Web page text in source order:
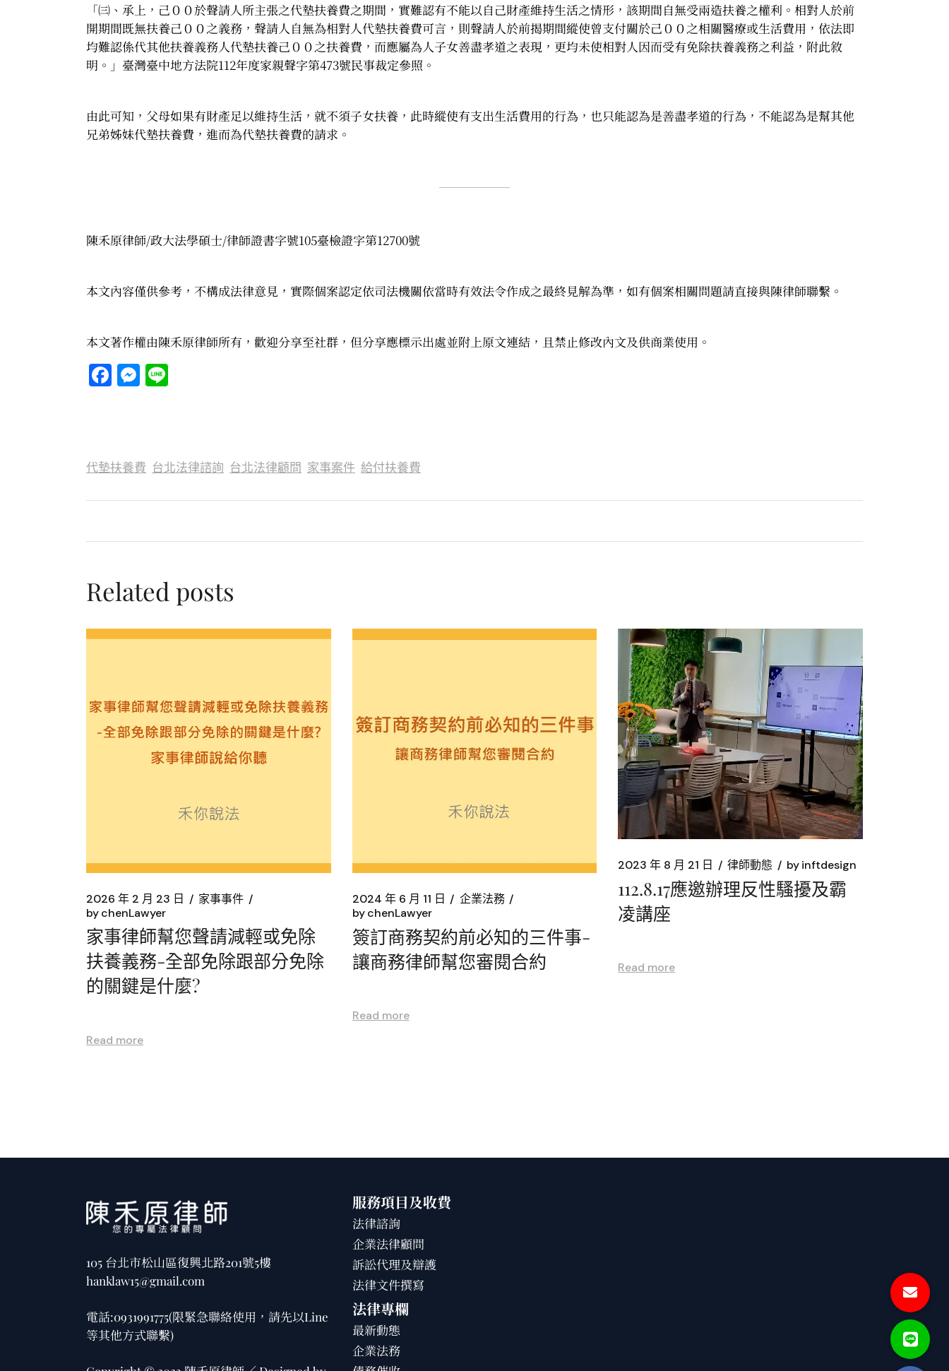
「㈢、承上，己００於聲請人所主張之代墊扶養費之期間，實難認有不能以自己財產維持生活之情形，該期間自無受兩造扶養之權利。相對人於前
開期間既無扶養己００之義務，聲請人自無為相對人代墊扶養費可言，則聲請人於前揭期間縱使曾支付關於己００之相關醫療或生活費用，依法即
均難認係代其他扶養義務人代墊扶養己００之扶養費，而應屬為人子女善盡孝道之表現，更均未使相對人因而受有免除扶養義務之利益，附此敘
明。」臺灣臺中地方法院112年度家親聲字第473號民事裁定參照。
由此可知，父母如果有財產足以維持生活，就不須子女扶養，此時縱使有支出生活費用的行為，也只能認為是善盡孝道的行為，不能認為是幫其他
兄弟姊妹代墊扶養費，進而為代墊扶養費的請求。
陳禾原律師/政大法學碩士/律師證書字號105臺檢證字第12700號
本文內容僅供參考，不構成法律意見，實際個案認定依司法機關依當時有效法令作成之最終見解為準，如有個案相關問題請直接與陳律師聯繫。
本文著作權由陳禾原律師所有，歡迎分享至社群，但分享應標示出處並附上原文連結，且禁止修改內文及供商業使用。
Facebook
Messenger
代墊扶養費 台北法律諮詢 台北法律顧問 家事案件 給付扶養費
Related posts
2026 年 2 月 23 日
家事事件
bychenLawyer
家事律師幫您聲請減輕或免除
扶養義務-全部免除跟部分免除
的關鍵是什麼?
Read more
2024 年 6 月 11 日
企業法務
by chenLawyer
簽訂商務契約前必知的三件事-
讓商務律師幫您審閱合約
Read more
2023 年 8 月 21 日 律師動態 byinftdesign
112.8.17應邀辦理反性騷擾及霸
凌講座
Read more
105 台北市松山區復興北路201號5樓
hanklaw15@gmail.com
電話:0931991775(限緊急聯絡使用，請先以Line
等其他方式聯繫)
服務項目及收費
法律諮詢
企業法律顧問
訴訟代理及辯護
法律文件撰寫
法律專欄
最新動態
企業法務